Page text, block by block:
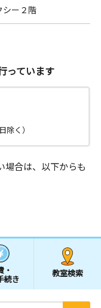
シー２階
っています
除く）
場合は、以下からも
・
続き
教室検索